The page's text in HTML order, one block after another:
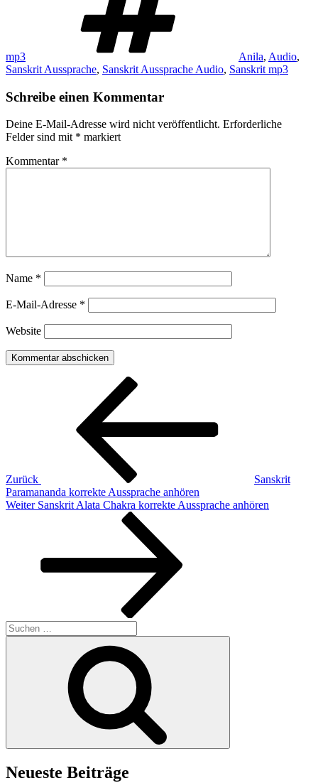
mp3 Anila, Audio,
Sanskrit Aussprache, Sanskrit Aussprache Audio, Sanskrit mp3
Schreibe einen Kommentar
Deine E-Mail-Adresse wird nicht veröffentlicht. Erforderliche
Felder sind mit * markiert
Kommentar *
Name *
E-Mail-Adresse *
Website
Beitragsnavigation
Zurück
Sanskrit
Paramananda korrekte Aussprache anhören
Nächster
Weiter Sanskrit Alata Chakra korrekte Aussprache anhören
Suchen
nach:
Neueste Beiträge